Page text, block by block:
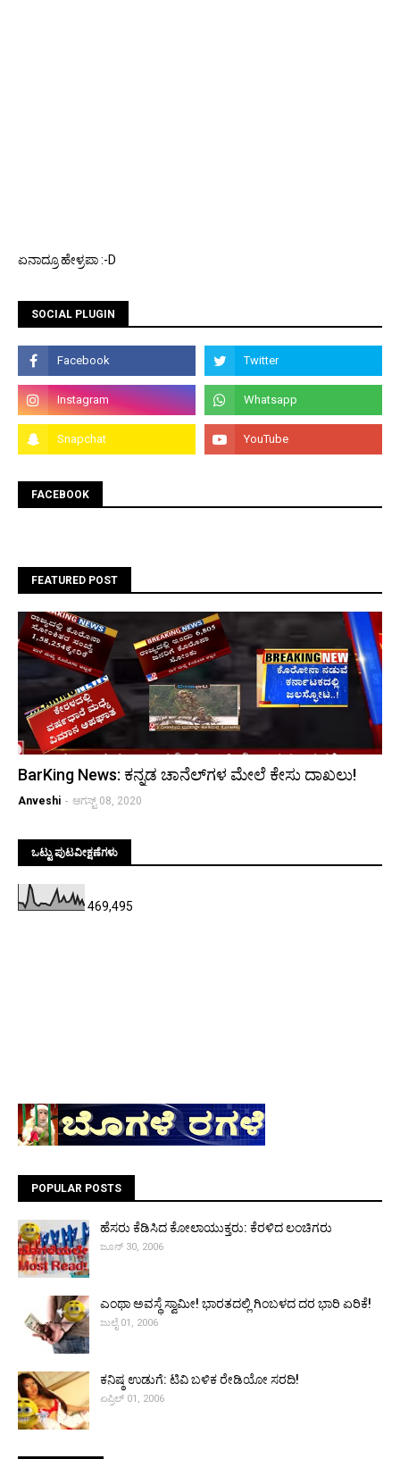
ಏನಾದ್ರೂ ಹೇಳ್ರಪಾ :-D
SOCIAL PLUGIN
FACEBOOK
FEATURED POST
BarKing News: ಕನ್ನಡ ಚಾನೆಲ್‌ಗಳ ಮೇಲೆ ಕೇಸು ದಾಖಲು!
Anveshi - ಆಗಸ್ಟ್ 08, 2020
ಒಟ್ಟು ಪುಟವೀಕ್ಷಣೆಗಳು
469,495
POPULAR POSTS
ಹೆಸರು ಕೆಡಿಸಿದ ಕೋಲಾಯುಕ್ತರು: ಕೆರಳಿದ ಲಂಚಿಗರು
ಜೂನ್ 30, 2006
ಎಂಥಾ ಅವಸ್ಥೆ ಸ್ವಾಮೀ! ಭಾರತದಲ್ಲಿ ಗಿಂಬಳದ ದರ ಭಾರಿ ಏರಿಕೆ!
ಜುಲೈ 01, 2006
ಕನಿಷ್ಠ ಉಡುಗೆ: ಟಿವಿ ಬಳಿಕ ರೇಡಿಯೋ ಸರದಿ!
ಏಪ್ರಿಲ್ 01, 2006